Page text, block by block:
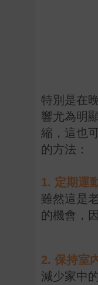
特別是在
響尤為明
縮，這也
的方法：
1. 定期運
雖然這是
的機會，
2. 保持室
減少家中